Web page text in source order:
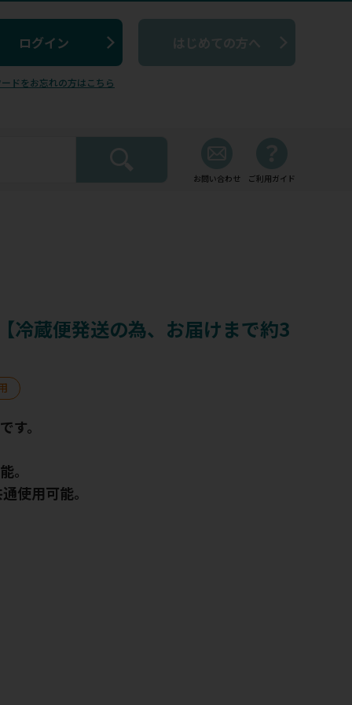
ドをお忘れの方はこちら
はじめての方へ
お問い合わせ ご利用ガイド
冷蔵便発送の為、お届けまで約3
す。
。
使用可能。